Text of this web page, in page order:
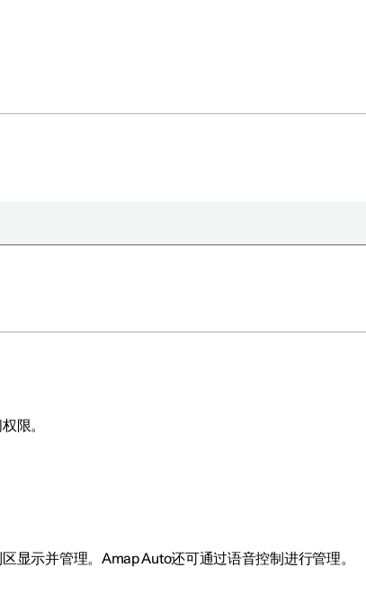
限。
显示并管理。Amap Auto还可通过语音控制进行管理。